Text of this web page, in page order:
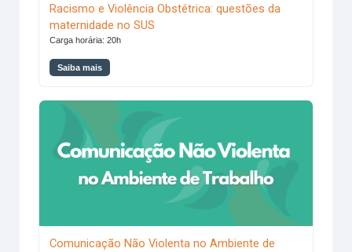
Racismo e Violência Obstétrica: questões da
maternidade no SUS
Carga horária: 20h
Saiba mais
Comunicação Não Violenta no Ambiente de Trabalho
Comunicação Não Violenta no Ambiente de